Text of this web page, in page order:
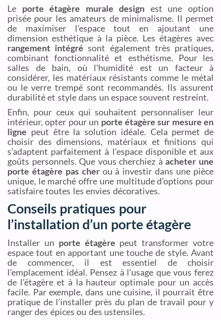
Le porte étagère murale design est une option
prisée pour les amateurs de minimalisme. Il permet
de maximiser l’espace tout en ajoutant une
dimension esthétique à la pièce. Les étagères avec
rangement intégré sont également très pratiques,
combinant fonctionnalité et esthétisme. Pour les
salles de bain, où l’humidité est un facteur à
considérer, les matériaux résistants comme le métal
ou le verre trempé sont recommandés. Ils assurent
durabilité et style dans un espace souvent restreint.
Enfin, pour ceux qui souhaitent personnaliser leur
intérieur, opter pour un porte étagère sur mesure en
ligne peut être la solution idéale. Cela permet de
choisir des dimensions, matériaux et finitions qui
s’adaptent parfaitement à l’espace disponible et aux
goûts personnels. Que vous cherchiez àacheter une
porte étagère pas cherou à investir dans une pièce
unique, le marché offre une multitude d’options pour
satisfaire toutes les envies décoratives.
Conseils pratiques pour
l’installation d’un porte étagère
Installer un porte étagère peut transformer votre
espace tout en apportant une touche de style. Avant
de commencer, il est essentiel de choisir
l’emplacement idéal. Pensez à l’usage que vous ferez
de l’étagère et à la hauteur optimale pour un accès
facile. Par exemple, dans une cuisine, il pourrait être
pratique de l’installer près du plan de travail pour y
ranger des épices ou des ustensiles.